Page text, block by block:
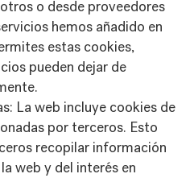
o desde proveedores
hemos añadido en
estas cookies,
pueden dejar de
La web incluye cookies de
por terceros. Esto
recopilar información
web y del interés en